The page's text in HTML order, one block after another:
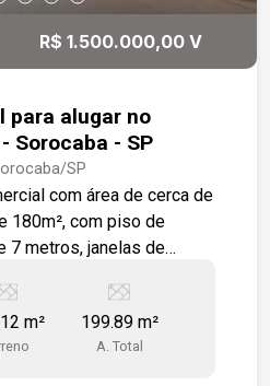
R$ 1.500.000,00 V
para alugar no
Sorocaba - SP
SP
com área de cerca de
180m², com piso de
7 metros, janelas de
um portão para entrada
recepção, mezanino
e banheiros. Em
m² 199.89 m²
A. Total